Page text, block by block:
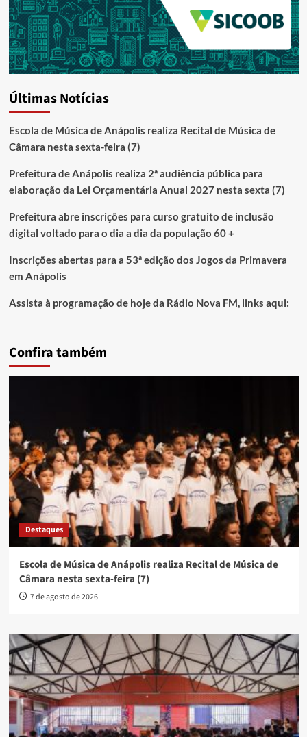
Últimas Notícias
Escola de Música de Anápolis realiza Recital de Música de
Câmara nesta sexta-feira (7)
Prefeitura de Anápolis realiza 2ª audiência pública para
elaboração da Lei Orçamentária Anual 2027 nesta sexta (7)
Prefeitura abre inscrições para curso gratuito de inclusão
digital voltado para o dia a dia da população 60 +
Inscrições abertas para a 53ª edição dos Jogos da Primavera
em Anápolis
Assista à programação de hoje da Rádio Nova FM, links aqui:
Confira também
Destaques
Escola de Música de Anápolis realiza Recital de Música de
Câmara nesta sexta-feira (7)
7 de agosto de 2026